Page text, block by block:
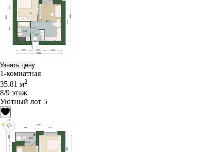
Узнать цену
1-комнатная
35.81 м2
8/9 этаж
Уютный лот 5